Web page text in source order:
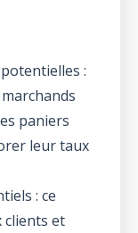
:
paniers
leur taux
: ce
clients et